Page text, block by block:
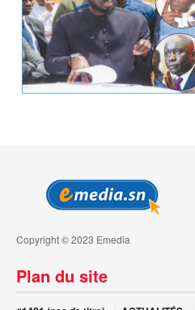
Copyright © 2023 Emedia
Plan du site